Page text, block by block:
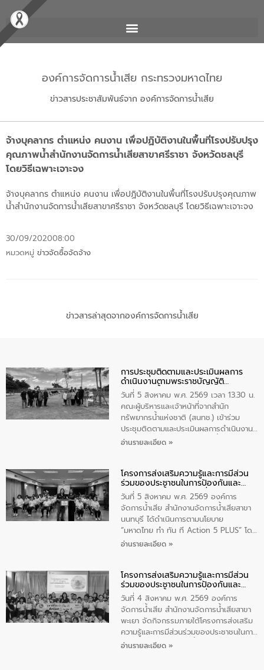
องค์การจัดการน้ำเสีย กระทรวงมหาดไทย
ข่าวสารประชาสัมพันธ์จาก องค์การจัดการน้ำเสีย
จ้างบุคลากร ตำแหน่ง คนงาน เพื่อปฏิบัติงานในพื้นที่โรงปรับปรุง
คุณภาพน้ำสำนักงานจัดการน้ำเสียสาขาศรีราชา จังหวัดชลบุรี
โดยวิธีเฉพาะเจาะจง
จ้างบุคลากร ตำแหน่ง คนงาน เพื่อปฏิบัติงานในพื้นที่โรงปรับปรุงคุณภาพ
น้ำสำนักงานจัดการน้ำเสียสาขาศรีราชา จังหวัดชลบุรี โดยวิธีเฉพาะเจาะจง
30/09/202008:00
หมวดหมู่ ข่าวจัดซื้อจัดจ้าง
ข่าวสารล่าสุดจากองค์การจัดการน้ำเสีย
การประชุมติดตามและประเมินผลการ
ดำเนินงานตามพระราชบัญญัติ
ทรัพยากรน้ำ พ.ศ. 2561 ประจำ
ปีงบประมาณ พ.ศ. 2569
วันที่ 5 สิงหาคม พ.ศ. 2569 เวลา 13.30 น.
คณะผู้บริหารและเจ้าหน้าที่จากสำนัก
ทรัพยากรน้ำแห่งชาติ (สนทช.) เข้าร่วม
ประชุมติดตามและประเมินผลการดำเนินงาน
ตามพระราชบัญญัติทรัพยากรน้ำ พ.ศ. 2561
วัดสิงห์ จังหวัดชัยนาท โดยมีนายแสงชัย
สุขชื่น นายกเทศมนตรีตำบลวัดสิงห์ คณะผู้
บริหารเทศบาลตำบลวัดสิงห์ ผู้นำชุมชน และ
ประชาชนในพื้นที่เทศบาลตำบลวัดสิงก์ที่มี
ส่วนได้ส่วนเสียในโครงก่อสร้างศูนย์บริหาร
จัดการคุณภาพน้ำเทศบาลตำบลวัดสิงห์
จังหวัดชัยนาท ให้การต้อนรับ
อ่านรายละเอียด »
โครงการส่งเสริมความรู้และการมีส่วน
ร่วมของประชาชนในการป้องกันและ
แก้ไขปัญหาน้ำเสียอย่างยั่งยืน
วันที่ 5 สิงหาคม พ.ศ. 2569 องค์การ
จัดการน้ำเสีย สำนักงานจัดการน้ำเสียสาขา
นนทบุรี ได้ดำเนินการตามนโยบาย
“มหาดไทย ทำ ทัน ที Action 5 PLUS” โดย
จัดโครงการส่งเสริมความรู้และการมีส่วน
“ชุมชนร่วมใจ น้ำใสยั่งยืน” ได้บรรยายให้
ความรู้เกี่ยวกับการจัดการน้ำเสียและการใช้
ถังดักไขมันให้แก่นักเรียนโรงเรียนวัดบ่อ
(นันทวิทยา) เทศบาลนครปากเกร็ด อำเภอ
ปากเกร็ด จังหวัดนนทบุรี จำนวน 30 คน
อ่านรายละเอียด »
โครงการส่งเสริมความรู้และการมีส่วน
ร่วมของประชาชนในการป้องกันและ
แก้ไขปัญหาน้ำเสียอย่างยั่งยืน
วันที่ 4 สิงหาคม พ.ศ. 2569 องค์การ
จัดการน้ำเสีย สำนักงานจัดการน้ำเสียสาขา
พะเยา จัดกิจกรรมภายใต้โครงการส่งเสริม
ความรู้และการมีส่วนร่วมของประชาชนในการ
ป้องกันและแก้ไขปัญหาน้ำเสียอย่างยั่งยืน
อ่านรายละเอียด »